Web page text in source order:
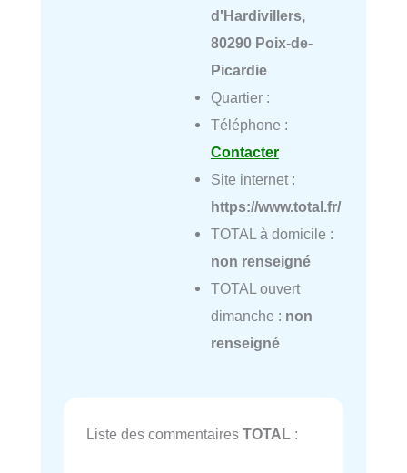
d'Hardivillers,
80290 Poix-de-
Picardie
Quartier :
Téléphone :
Contacter
Site internet :
https://www.total.fr/
TOTAL à domicile :
non renseigné
TOTAL ouvert
dimanche : non
renseigné
Liste des commentaires TOTAL :